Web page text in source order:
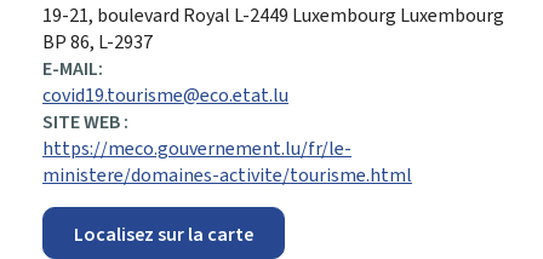
ADRESSE
:
19-21, boulevard Royal L-2449 Luxembourg Luxembourg
BP 86, L-2937
E-MAIL:
covid19.tourisme@eco.etat.lu
SITE WEB :
https://meco.gouvernement.lu/fr/le-
ministere/domaines-activite/tourisme.html
Localisez sur la carte